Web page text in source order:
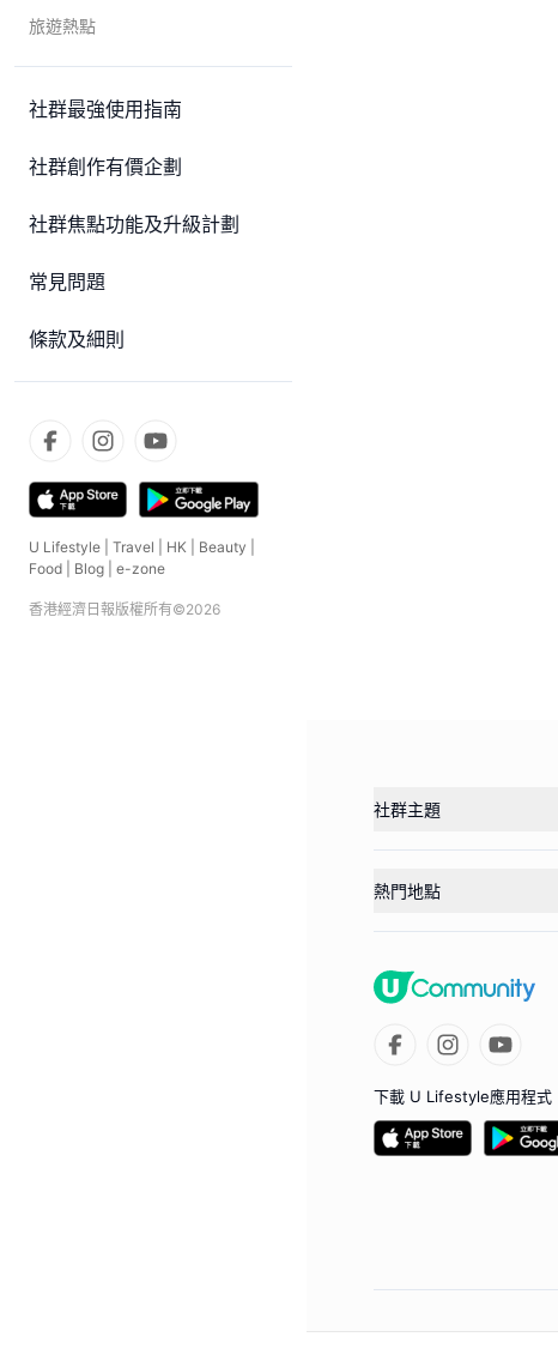
旅遊熱點
社群最強使用指南
社群創作有價企劃
社群焦點功能及升級計劃
常見問題
條款及細則
U Lifestyle Travel HK Beauty
Food
Blog e-zone
香港經濟日報版權所有©2026
社群主題
熱門地點
下載 U Lifestyle應用程式